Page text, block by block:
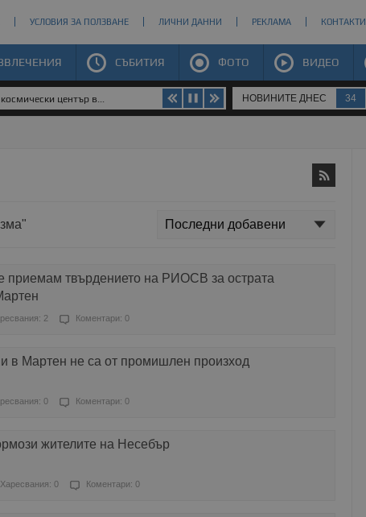
УСЛОВИЯ ЗА ПОЛЗВАНЕ ЛИЧНИ ДАННИ РЕКЛАМА КОНТАКТИ
СЪБИТИЯ ФОТО ВИДЕО
център в... НОВИНИТЕ ДНЕС 34
приемам твърдението на РИОСВ за острата
2 Коментари: 0
Мартен не са от промишлен произход
0 Коментари: 0
жителите на Несебър
Харесвания: 0 Коментари: 0